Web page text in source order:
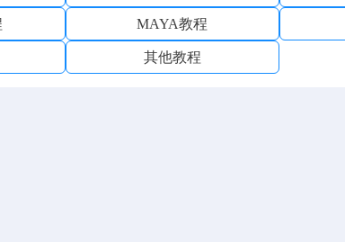
MAYA教程
其他教程